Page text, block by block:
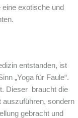
exotische und
entstanden, ist
„Yoga für Faule“.
Dieser braucht die
auszuführen, sondern
gebracht und